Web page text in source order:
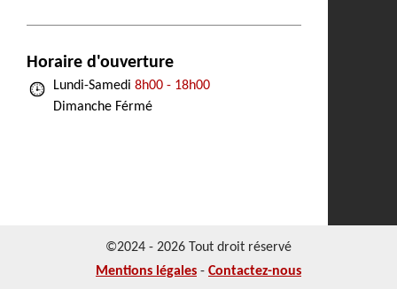
Horaire d'ouverture
Lundi-Samedi 8h00 - 18h00
Dimanche Férmé
©2024 - 2026 Tout droit réservé
Mentions légales - Contactez-nous